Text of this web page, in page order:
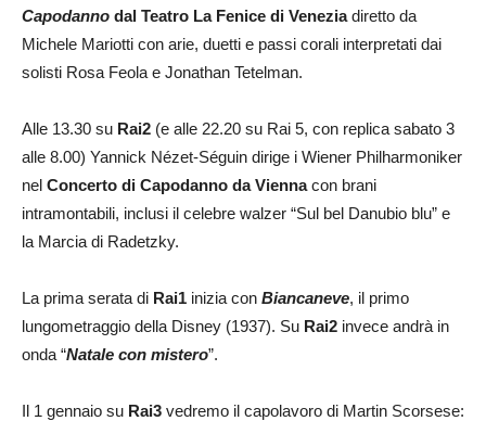
Capodanno dal Teatro La Fenice di Veneziadiretto da
Michele Mariotti con arie, duetti e passi corali interpretati dai
solisti Rosa Feola e Jonathan Tetelman.
Alle 13.30 su Rai2 (e alle 22.20 su Rai 5, con replica sabato 3
alle 8.00) Yannick Nézet-Séguin dirige i Wiener Philharmoniker
nel Concerto di Capodanno da Viennacon brani
intramontabili, inclusi il celebre walzer “Sul bel Danubio blu” e
la Marcia di Radetzky.
La prima serata di Rai1 inizia con Biancaneve, il primo
lungometraggio della Disney (1937). Su Rai2 invece andrà in
onda “Natale con mistero”.
Il 1 gennaio su Rai3 vedremo il capolavoro di Martin Scorsese: